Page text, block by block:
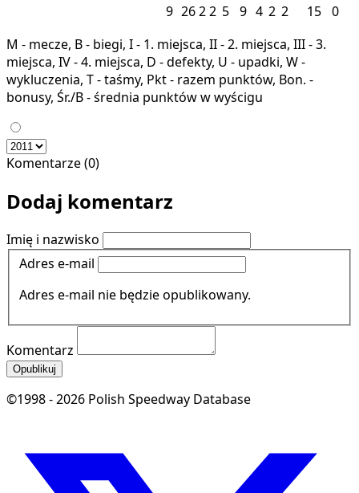
9 2622 5 9 4 2 2 15 0
M - mecze, B - biegi, I - 1. miejsca, II - 2. miejsca, III - 3.
miejsca, IV - 4. miejsca, D - defekty, U - upadki, W -
wykluczenia, T - taśmy, Pkt - razem punktów, Bon. -
bonusy, Śr./B - średnia punktów w wyścigu
Komentarze (0)
Dodaj komentarz
Imię i nazwisko
Adres e-mail
Adres e-mail nie będzie opublikowany.
Komentarz
Opublikuj
©1998 - 2026 Polish Speedway Database